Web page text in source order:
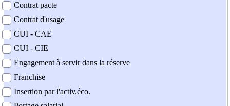
Contrat pacte
Contrat d'usage
CUI - CAE
CUI - CIE
Engagement à servir dans la réserve
Franchise
Insertion par l'activ.éco.